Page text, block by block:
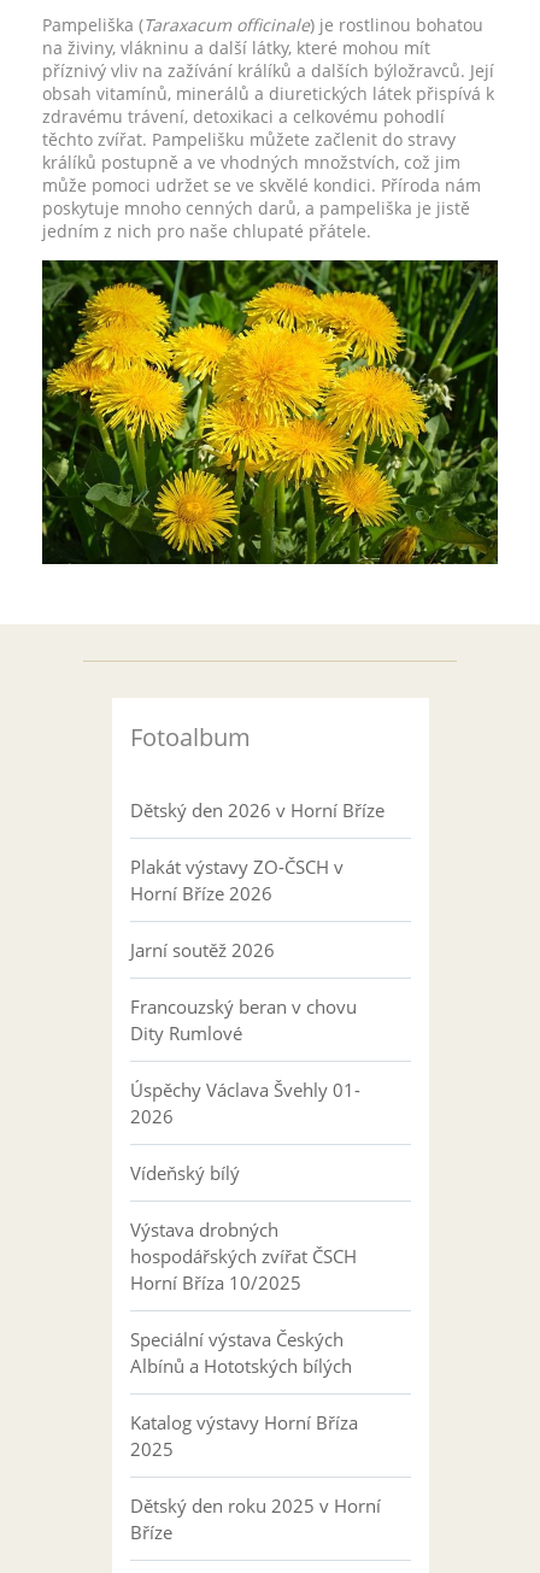
Pampeliška (Taraxacum officinale) je rostlinou bohatou
na živiny, vlákninu a další látky, které mohou mít
příznivý vliv na zažívání králíků a dalších býložravců. Její
obsah vitamínů, minerálů a diuretických látek přispívá k
zdravému trávení, detoxikaci a celkovému pohodlí
těchto zvířat. Pampelišku můžete začlenit do stravy
králíků postupně a ve vhodných množstvích, což jim
může pomoci udržet se ve skvělé kondici. Příroda nám
poskytuje mnoho cenných darů, a pampeliška je jistě
jedním z nich pro naše chlupaté přátele.
Fotoalbum
Dětský den 2026 v Horní Bříze
Plakát výstavy ZO-ČSCH v
Horní Bříze 2026
Jarní soutěž 2026
Francouzský beran v chovu
Dity Rumlové
Úspěchy Václava Švehly 01-
2026
Vídeňský bílý
Výstava drobných
hospodářských zvířat ČSCH
Horní Bříza 10/2025
Speciální výstava Českých
Albínů a Hototských bílých
Katalog výstavy Horní Bříza
2025
Dětský den roku 2025 v Horní
Bříze